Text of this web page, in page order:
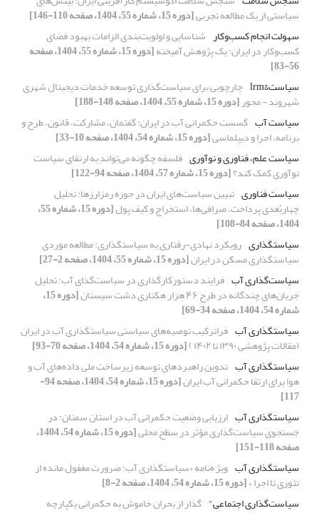
سیاستی از یک مطالعه تجربی[دوره 15، شماره 55، 1404، صفحه 110-146]
سهولت انجام کسب‌وکار شناسایی و اولویت‌بندی الزامات بهبود فضای
کسب‌و‌کار در ایران: یک پژوهش آمیخته [دوره 15، شماره 55، 1404، صفحه
56-83]
سیاست&‌lrm
چارچوبی برای سیاست‌گذاری توسعه خدمات دیجیتال شهری
شهروند - محور[دوره 15، شماره 55، 1404، صفحه 148-188]
سیاست آب گسست حکمرانی آب در ایران: گفتمان، مشارکت، قانون، طرح و
برنامه، اجرا و دیپلماسی[دوره 15، شماره 54، 1404، صفحه 10-33]
سیاست‌ علم، فناوری و نوآوری فلسفه چگونه می‌تواند به ارتقای سیاست
نوآوری کمک کند؟[دوره 15، شماره 57، 1404، صفحه 94-122]
سیاست فناوری تبیین سیاست‌های ایران در حوزه رمزارزها: تحلیل
چهاربُعدی پرداخت، صرافی‌ها، استخراج و کیف پول [دوره 15، شماره 55،
1404، صفحه 84-108]
سیاستگذاری رویکرد نهادی-رفتاری به سیاستگذاری: مطالعه موردی
سیاستگذاری مسکن در ایران[دوره 15، شماره 55، 1404، صفحه 2-27]
سیاست‌گذاری آب فرایند دستورکارگذاری در سیاست‌گذای آب: تحلیل
جریان‌های چندگانه در طرح ۴۶ هزار هکتاری دشت سیستان [دوره 15،
شماره 54، 1404، صفحه 34-69]
سیاستگذاری آب فراترکیب توصیه‌های سیاستی سیاستگذاری آب در ایران
(مقالات پژوهشی ۱۳۹۰ تا ۱۴۰۲ )
[دوره 15، شماره 54، 1404، صفحه 70-93]
سیاستگذاری آب تدوین راهبردهای توسعه زیرساخت‌ ملی داده‌های آب و
هوا برای ارتقا حکمرانی آب ایران [دوره 15، شماره 54، 1404، صفحه 94-
117]
سیاستگذاری آب ارزیابی وضعیت حکمرانی آب در استان سمنان: در
جستجوی سیاست‌گذاری مؤثر در سطح محلی [دوره 15، شماره 54، 1404،
صفحه 118-151]
سیاستگذاری آب ویژ ه‌نامه «سیاستگذاری آب: ضرورت مغفول مانده از
تئوری تا اجرا »[دوره 15، شماره 54، 1404، صفحه 2-8]
سیاست‌گذاری اجتماعی" گذار از بحران خاموش به حکمرانی یکپارچه